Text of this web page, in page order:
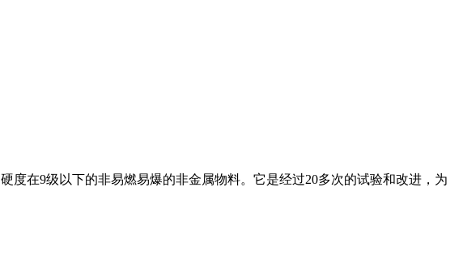
度在9级以下的非易燃易爆的非金属物料。它是经过20多次的试验和改进，为